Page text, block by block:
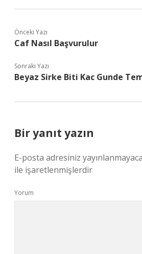
Önceki Yazı
Caf Nasıl Başvurulur
Sonraki Yazı
Beyaz Sirke Biti Kac Gunde
Bir yanıt yazın
E-posta adresiniz
ile işaretlenmişlerdir
Yorum